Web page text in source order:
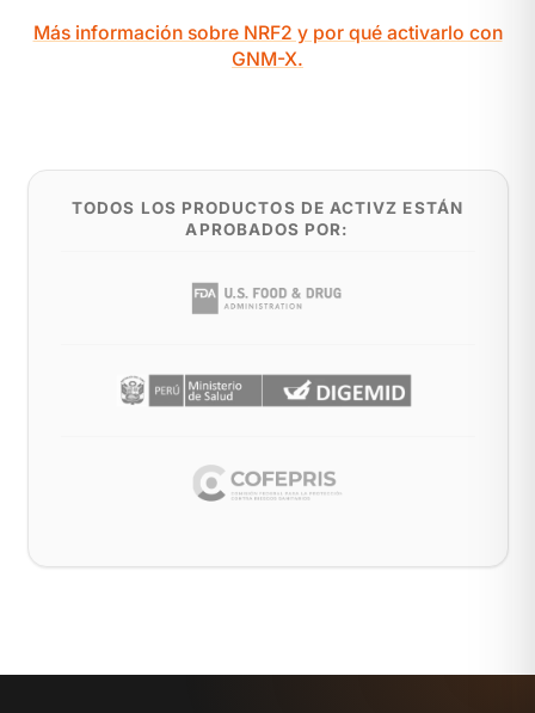
Más información sobre NRF2 y por qué activarlo con
GNM-X.
TODOS LOS PRODUCTOS DE ACTIVZ ESTÁN
APROBADOS POR: